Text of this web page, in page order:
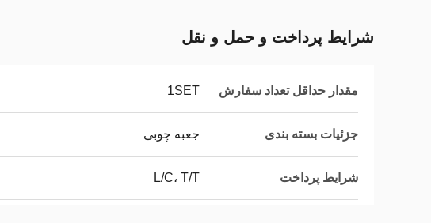
شرایط پرداخت و حمل و نقل
مقدار حداقل تعداد سفارش 1SET
جزئیات بسته بندی جعبه چوبی
شرایط پرداخت L/C، T/T